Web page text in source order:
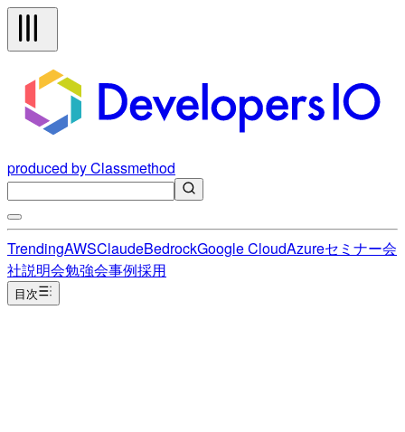
produced by Classmethod
TrendingAWSClaudeBedrockGoogle CloudAzureセミナー会
社説明会勉強会事例採用
目次